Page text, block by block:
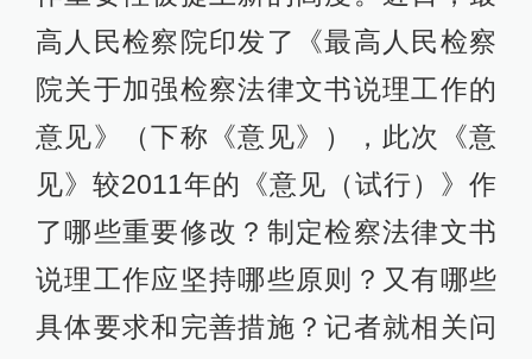
高人民检察院印发了《最高人民检察
院关于加强检察法律文书说理工作的
意见》（下称《意见》），此次《意
见》较2011年的《意见（试行）》作
了哪些重要修改？制定检察法律文书
说理工作应坚持哪些原则？又有哪些
具体要求和完善措施？记者就相关问